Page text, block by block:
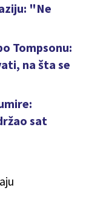
"Ne
Tompsonu:
na šta se
sat